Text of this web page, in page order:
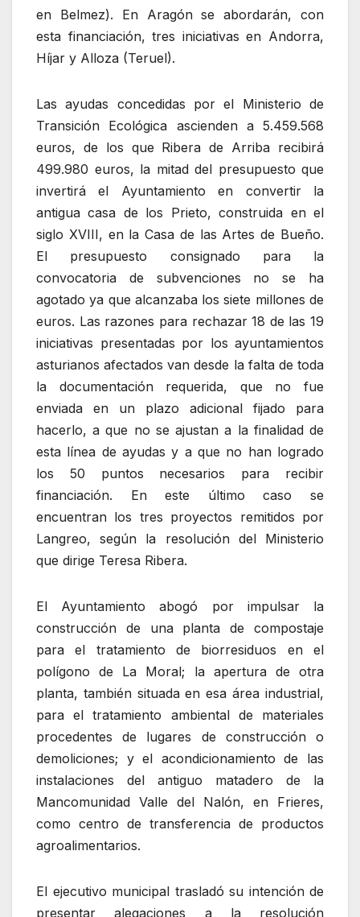
en Belmez). En Aragón se abordarán, con
esta financiación, tres iniciativas en Andorra,
Híjar y Alloza (Teruel).
Las ayudas concedidas por el Ministerio de
Transición Ecológica ascienden a 5.459.568
euros, de los que Ribera de Arriba recibirá
499.980 euros, la mitad del presupuesto que
invertirá el Ayuntamiento en convertir la
antigua casa de los Prieto, construida en el
siglo XVIII, en la Casa de las Artes de Bueño.
El presupuesto consignado para la
convocatoria de subvenciones no se ha
agotado ya que alcanzaba los siete millones de
euros. Las razones para rechazar 18 de las 19
iniciativas presentadas por los ayuntamientos
asturianos afectados van desde la falta de toda
la documentación requerida, que no fue
enviada en un plazo adicional fijado para
hacerlo, a que no se ajustan a la finalidad de
esta línea de ayudas y a que no han logrado
los 50 puntos necesarios para recibir
financiación. En este último caso se
encuentran los tres proyectos remitidos por
Langreo, según la resolución del Ministerio
que dirige Teresa Ribera.
El Ayuntamiento abogó por impulsar la
construcción de una planta de compostaje
para el tratamiento de biorresiduos en el
polígono de La Moral; la apertura de otra
planta, también situada en esa área industrial,
para el tratamiento ambiental de materiales
procedentes de lugares de construcción o
demoliciones; y el acondicionamiento de las
instalaciones del antiguo matadero de la
Mancomunidad Valle del Nalón, en Frieres,
como centro de transferencia de productos
agroalimentarios.
El ejecutivo municipal trasladó su intención de
presentar alegaciones a la resolución